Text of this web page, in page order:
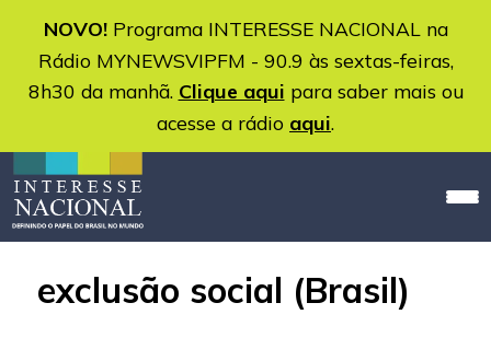
NOVO!Programa INTERESSE NACIONAL na
Rádio MYNEWSVIPFM - 90.9 às sextas-feiras,
8h30 da manhã. Clique aqui para saber mais ou
acesse a rádio aqui.
exclusão social (Brasil)